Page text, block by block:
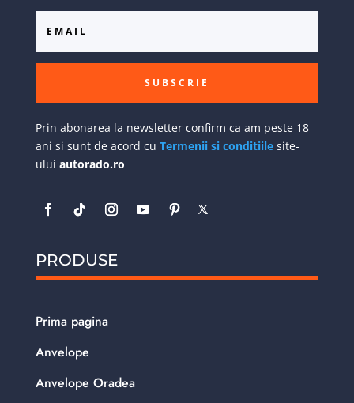
SUBSCRIE
Prin abonarea la newsletter confirm ca am peste 18
ani si sunt de acord cu Termenii si conditiilesite-
ului autorado.ro
PRODUSE
Prima pagina
Anvelope
Anvelope Oradea